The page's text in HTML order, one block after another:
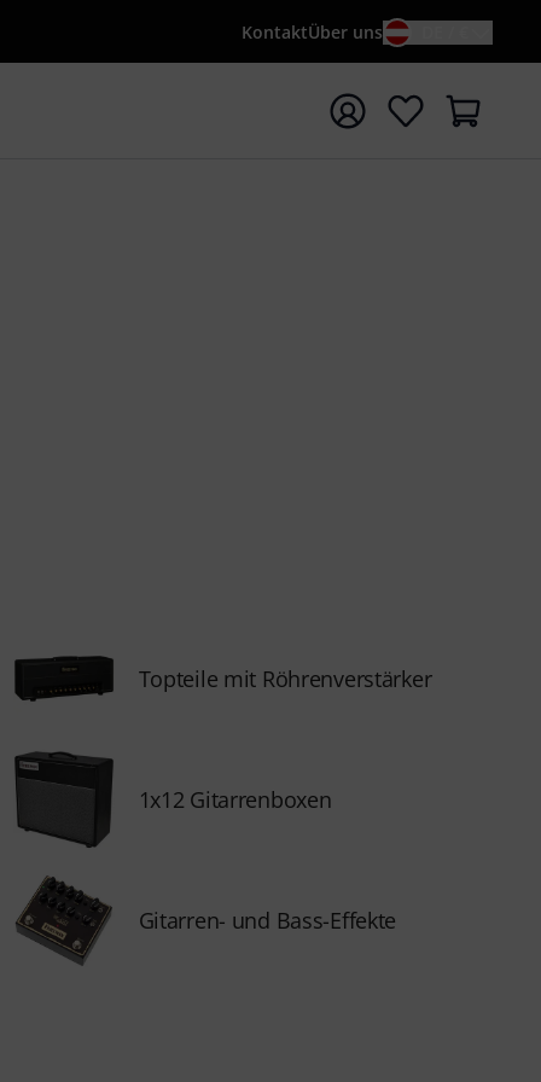
KontaktÜber uns
mit Suchwort {searchTerm} starten
Topteile mit Röhrenverstärker
1x12 Gitarrenboxen
Gitarren- und Bass-Effekte